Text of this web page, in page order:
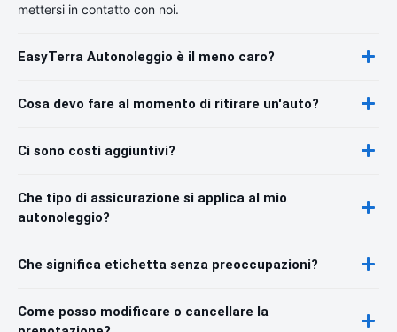
mettersi in contatto con noi.
EasyTerra Autonoleggio è il meno caro?
Cosa devo fare al momento di ritirare un'auto?
Ci sono costi aggiuntivi?
Che tipo di assicurazione si applica al mio
autonoleggio?
Che significa etichetta senza preoccupazioni?
Come posso modificare o cancellare la